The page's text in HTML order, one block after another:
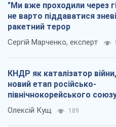
"Ми вже проходили через
не варто піддаватися
ракетний терор
Сергій Марченко, експерт
КНДР як каталізатор
новий етап російсько-
північнокорейського
Олексій Кущ 189